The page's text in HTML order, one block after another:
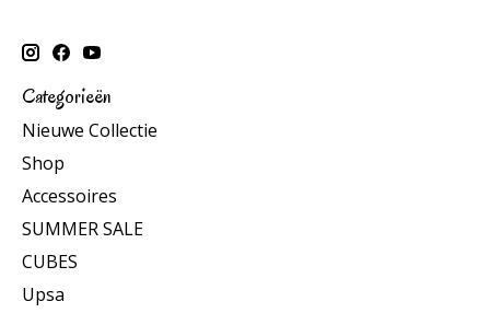
Categorieën
Nieuwe Collectie
Shop
Accessoires
SUMMER SALE
CUBES
Upsa